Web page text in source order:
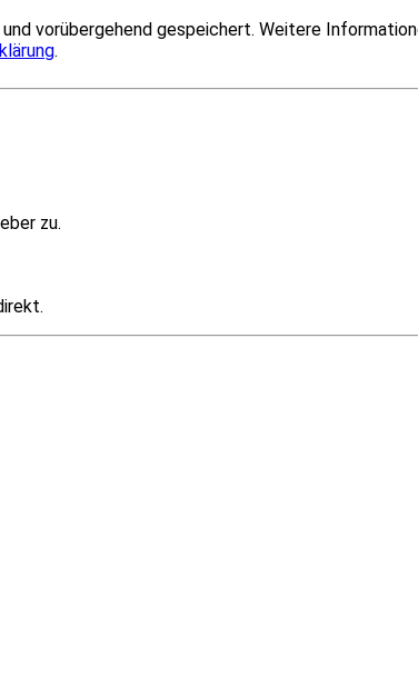
vorübergehend gespeichert. Weitere
.
zu.